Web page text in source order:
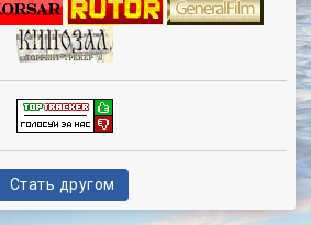
Стать другом